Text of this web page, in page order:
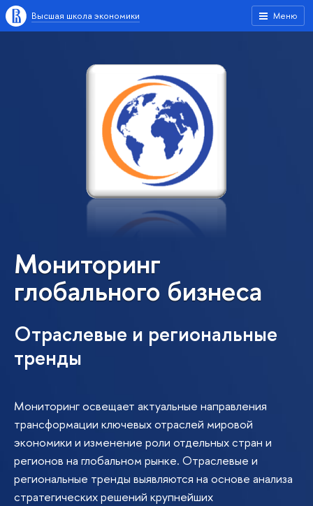
Меню
Высшая школа экономики
Мониторинг
глобального бизнеса
Отраслевые и региональные
тренды
Мониторинг освещает актуальные направления
трансформации ключевых отраслей мировой
экономики и изменение роли отдельных стран и
регионов на глобальном рынке. Отраслевые и
региональные тренды выявляются на основе анализа
стратегических решений крупнейших